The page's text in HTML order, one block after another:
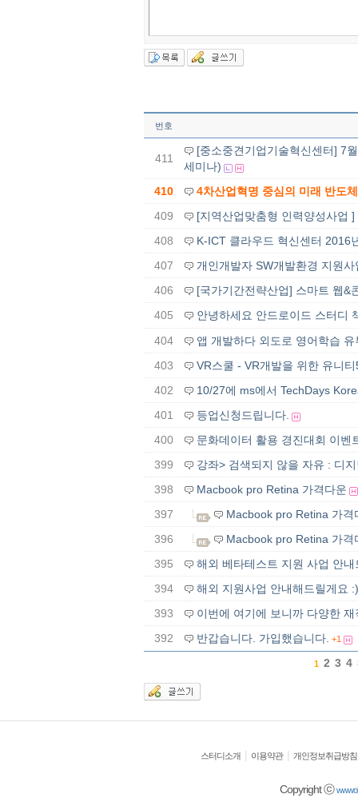
번호
411
[중소중견기업기술혁신센터] 7
세미나)
410
4차산업혁명 중심의 미래 반도
409
[지역산업맞춤형 인력양성사업
408
K-ICT 클라우드 혁신센터 2016
407
개인개발자 SW개발환경 지원
406
[국가기간전략산업] 스마트 웹&
405
안녕하세요 안드로이드 스터디
404
앱 개발하다 외도로 영어학습
403
VR스쿨 - VR개발을 위한 유니
402
10/27에 ms에서 TechDays
401
등업신청드립니다.
400
문화데이터 활용 경진대회 이벤
399
강좌> 검색되지 않을 자유 : 디
398
Macbook pro Retina 가격다운
397
Macbook pro Retina 가격
396
Macbook pro Retina 가격
395
해외 베타테스트 지원 사업 안내
394
해외 지원사업 안내해드릴게요 :)
393
이번에 여기에 보니까 다양한
392
반갑습니다. 가입했습니다. +1
1 2 3 4
스터디소개 | 이용약관 | 개인정보취급방침
Copyright ⓒ